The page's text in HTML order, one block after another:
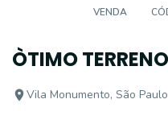
VENDA
ÒTIMO
Vila Monumento, São